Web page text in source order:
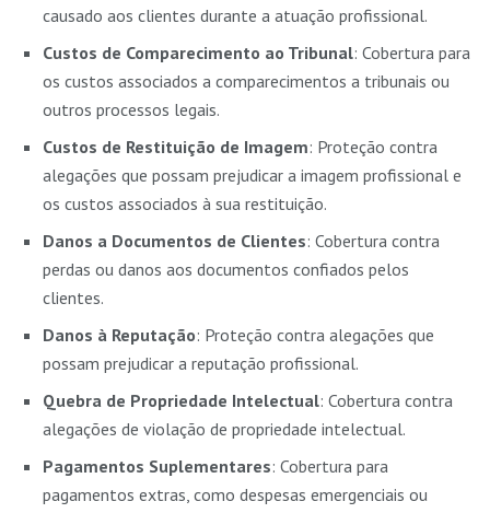
causado aos clientes durante a atuação profissional.
Custos de Comparecimento ao Tribunal: Cobertura para
os custos associados a comparecimentos a tribunais ou
outros processos legais.
Custos de Restituição de Imagem: Proteção contra
alegações que possam prejudicar a imagem profissional e
os custos associados à sua restituição.
Danos a Documentos de Clientes: Cobertura contra
perdas ou danos aos documentos confiados pelos
clientes.
Danos à Reputação: Proteção contra alegações que
possam prejudicar a reputação profissional.
Quebra de Propriedade Intelectual: Cobertura contra
alegações de violação de propriedade intelectual.
Pagamentos Suplementares: Cobertura para
pagamentos extras, como despesas emergenciais ou